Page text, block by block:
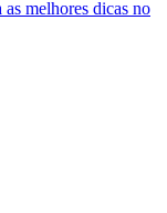
melhores dicas no